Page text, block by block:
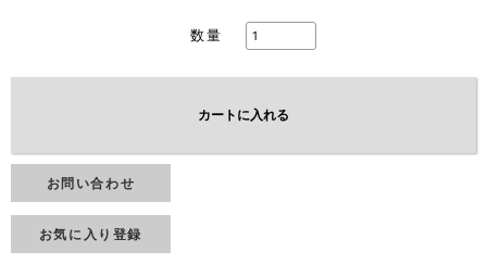
数量
カートに入れる
お問い合わせ
お気に入り登録